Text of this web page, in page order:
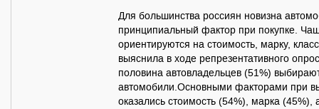
Для большинства россиян новизна
принципиальный фактор при покупке.
ориентируются на стоимость, марку,
выяснила в ходе репрезентативного
половина автовладельцев (51%)
автомобили.Основными факторами при
оказались стоимость (54%), марка (45%),